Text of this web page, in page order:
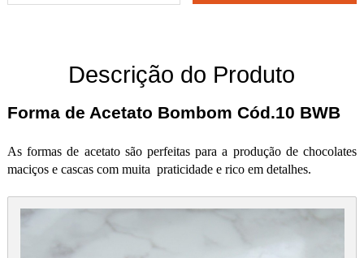
Descrição do Produto
Forma de Acetato Bombom Cód.10 BWB
As formas de acetato são perfeitas para a produção de chocolates
maciços e cascas com muita praticidade e rico em detalhes.